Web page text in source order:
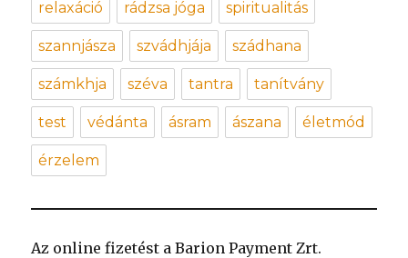
relaxáció rádzsa jóga spiritualitás
szannjásza szvádhjája szádhana
számkhja széva tantra tanítvány
test védánta ásram ászana életmód
érzelem
Az online fizetést a Barion Payment Zrt.